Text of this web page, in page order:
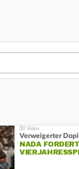
Verweigerter
NADA FORDERT